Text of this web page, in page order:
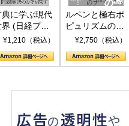
典に学ぶ現代
界 (日経プレ
アシリーズ)
¥1,210（税込）
ルペンと極右ポ
ピュリズムの時
代：〈ヤヌス〉
¥2,750（税込）